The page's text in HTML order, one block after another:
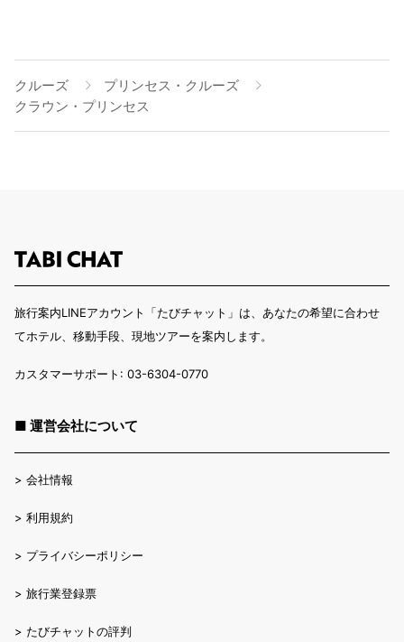
クルーズ
プリンセス・クルーズ
クラウン・プリンセス
旅行案内LINEアカウント「たびチャット」は、あなたの希望に合わせ
てホテル、移動手段、現地ツアーを案内します。
カスタマーサポート: 03-6304-0770
■ 運営会社について
> 会社情報
> 利用規約
> プライバシーポリシー
> 旅行業登録票
> たびチャットの評判